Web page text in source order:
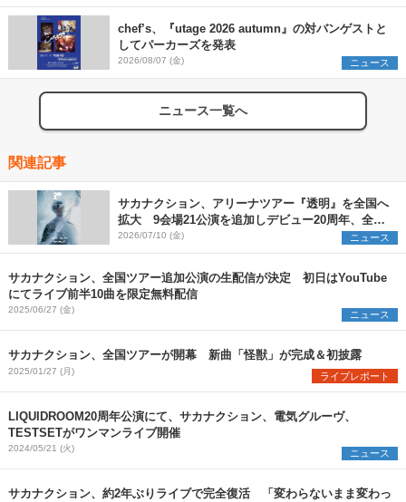
chef’s、『utage 2026 autumn』の対バンゲストと
してパーカーズを発表
2026/08/07 (金) ニュース
ニュース一覧へ
関連記事
サカナクション、アリーナツアー『透明』を全国へ
拡大 9会場21公演を追加しデビュー20周年、全31
公演のツアーに
2026/07/10 (金) ニュース
サカナクション、全国ツアー追加公演の生配信が決定 初日はYouTube
にてライブ前半10曲を限定無料配信
2025/06/27 (金) ニュース
サカナクション、全国ツアーが開幕 新曲「怪獣」が完成＆初披露
2025/01/27 (月) ライブレポート
LIQUIDROOM20周年公演にて、サカナクション、電気グルーヴ、
TESTSETがワンマンライブ開催
2024/05/21 (火) ニュース
サカナクション、約2年ぶりライブで完全復活 「変わらないまま変わっ